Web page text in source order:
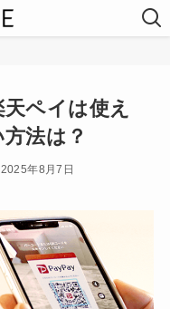
ペイは使え
法は？
2025年8月7日